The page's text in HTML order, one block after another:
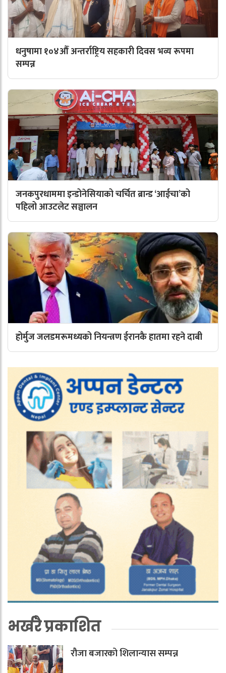
धनुषामा १०४औँ अन्तर्राष्ट्रिय सहकारी दिवस भव्य रूपमा
सम्पन्न
जनकपुरधाममा इन्डोनेसियाको चर्चित ब्रान्ड ‘आईचा’को
पहिलो आउटलेट सञ्चालन
होर्मुज जलडमरूमध्यको नियन्त्रण ईरानकै हातमा रहने दाबी
भर्खरै प्रकाशित
रौजा बजारको शिलान्यास सम्पन्न